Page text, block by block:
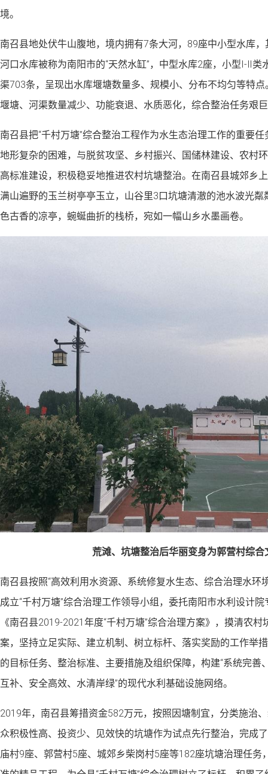
境。
南召县地处伏牛山腹地，境内拥有7条大河，89座中小型水库
河口水库被称为南阳市的“天然水缸”，中型水库2座，小型I-Ⅱ
渠703条，呈现出水库堰塘数量多、规模小、分布不均匀等特
堰塘、河渠数量减少、功能衰退、水质恶化，综合整治任务艰
南召县把“千村万塘”综合整治工程作为水生态治理工作的重要
地形复杂的困难，与脱贫攻坚、乡村振兴、国储林建设、农村
高标准建设，积极稳妥地推进农村坑塘整治。在南召县城郊乡
满山遍野的玉兰树亭亭玉立，山谷里3口坑塘清澈的池水波光
色古香的凉亭，蜿蜒曲折的栈桥，宛如一幅山乡水墨画卷。
荒滩、坑塘整治后华丽变身为郭营村综合
南召县按照“高效利用水资源、系统修复水生态、综合治理水环
成立“千村万塘”综合治理工作领导小组，委托南阳市水利设计
《南召县2019-2021年度“千村万塘”综合治理方案》，摸清农
案，坚持立足实际、建立机制、树立标杆、落实奖励的工作举
的目标任务、整治标准、主要措施及组织保障，构建“系统完善
互补、安全高效、水清岸绿”的现代水利基础设施网络。
2019年，南召县筹措资金582万元，按照因塘制宜，分类施治
众积极性高、投资少、见效快的坑塘作为试点先行整治，完成
庙村9座、郭营村5座、城郊乡柴岗村5座等182座坑塘治理任务